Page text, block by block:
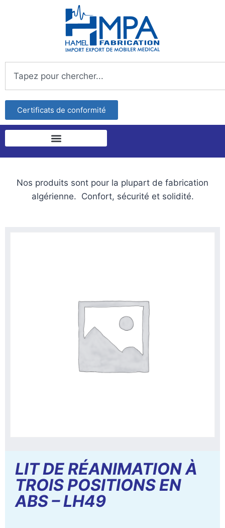
Certificats de conformité
Nos produits sont pour la plupart de fabrication
algérienne. Confort, sécurité et solidité.
LIT DE RÉANIMATION À
TROIS POSITIONS EN
ABS – LH49